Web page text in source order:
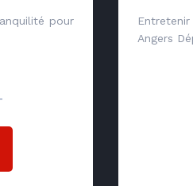
pour
Angers